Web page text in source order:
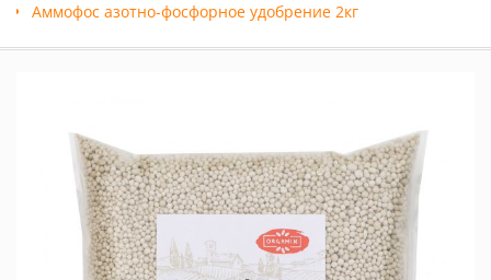
Аммофос азотно-фосфорное удобрение 2кг